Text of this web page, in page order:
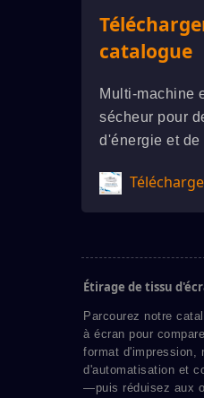
catalogue
Multi-machine
sécheur pour
d'énergie et de
Étirage de tissu
Parcourez notre
à écran pour
format d'impression,
d'automatisation et
—puis réduisez aux